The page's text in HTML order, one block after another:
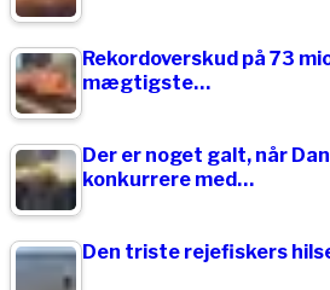
Rekordoverskud på 73
mægtigste…
Der er noget galt, når
konkurrere med…
Den triste rejefiskers